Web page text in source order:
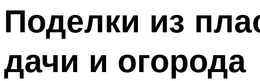
Поделки из
дачи и огорода